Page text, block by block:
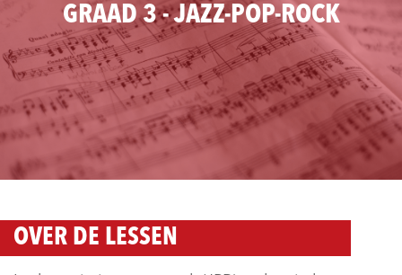
GRAAD 3 - JAZZ-POP-ROCK
OVER DE LESSEN